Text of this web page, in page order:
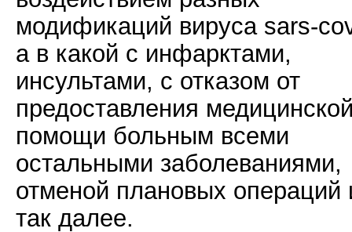
модификаций вируса sars-
а в какой с инфарктами,
инсультами, с отказом от
предоставления
помощи больным всеми
остальными заболеваниями,
отменой плановых операций
так далее.